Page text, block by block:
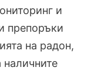
и
препоръки
на радон,